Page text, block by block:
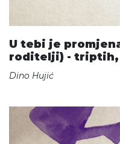
U tebi je
roditelji) - triptih,
Dino Hujić